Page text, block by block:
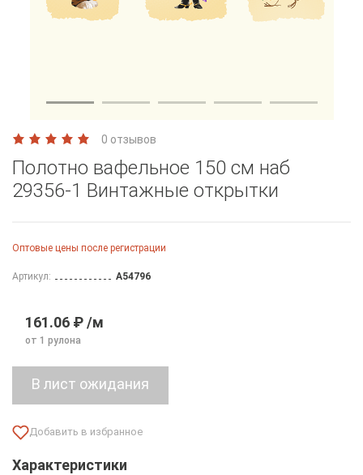
0 отзывов
Полотно вафельное 150 см наб
29356-1 Винтажные открытки
Оптовые цены после регистрации
Артикул: A54796
161.06 ₽ /м
от 1 рулона
Характеристики